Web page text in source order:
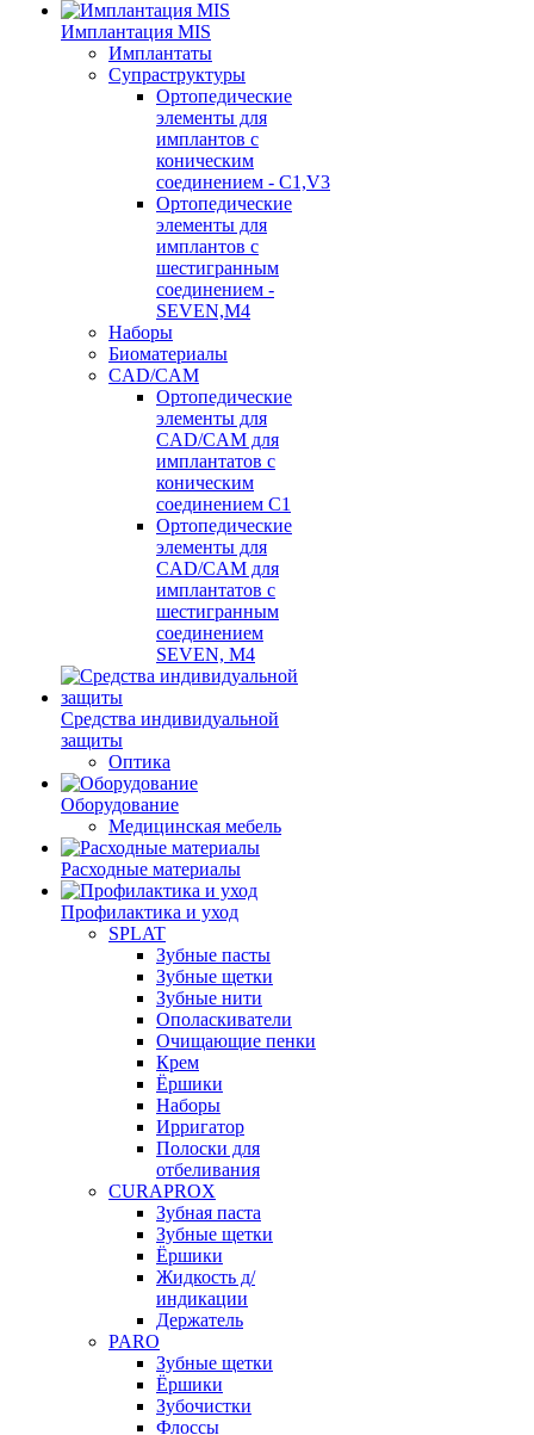
Имплантация MIS
Имплантаты
Супраструктуры
Ортопедические
элементы для
имплантов с
коническим
соединением - C1,V3
Ортопедические
элементы для
имплантов с
шестигранным
соединением -
SEVEN,M4
Наборы
Биоматериалы
CAD/CAM
Ортопедические
элементы для
CAD/CAM для
имплантатов с
коническим
соединением С1
Ортопедические
элементы для
CAD/CAM для
имплантатов с
шестигранным
соединением
SEVEN, М4
Средства индивидуальной
защиты
Оптика
Оборудование
Медицинская мебель
Расходные материалы
Профилактика и уход
SPLAT
Зубные пасты
Зубные щетки
Зубные нити
Ополаскиватели
Очищающие пенки
Крем
Ёршики
Наборы
Ирригатор
Полоски для
отбеливания
CURAPROX
Зубная паста
Зубные щетки
Ёршики
Жидкость д/
индикации
Держатель
PARO
Зубные щетки
Ёршики
Зубочистки
Флоссы